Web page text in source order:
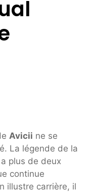
Avicii ne se
La légende de la
plus de deux
continue
illustre carrière, il